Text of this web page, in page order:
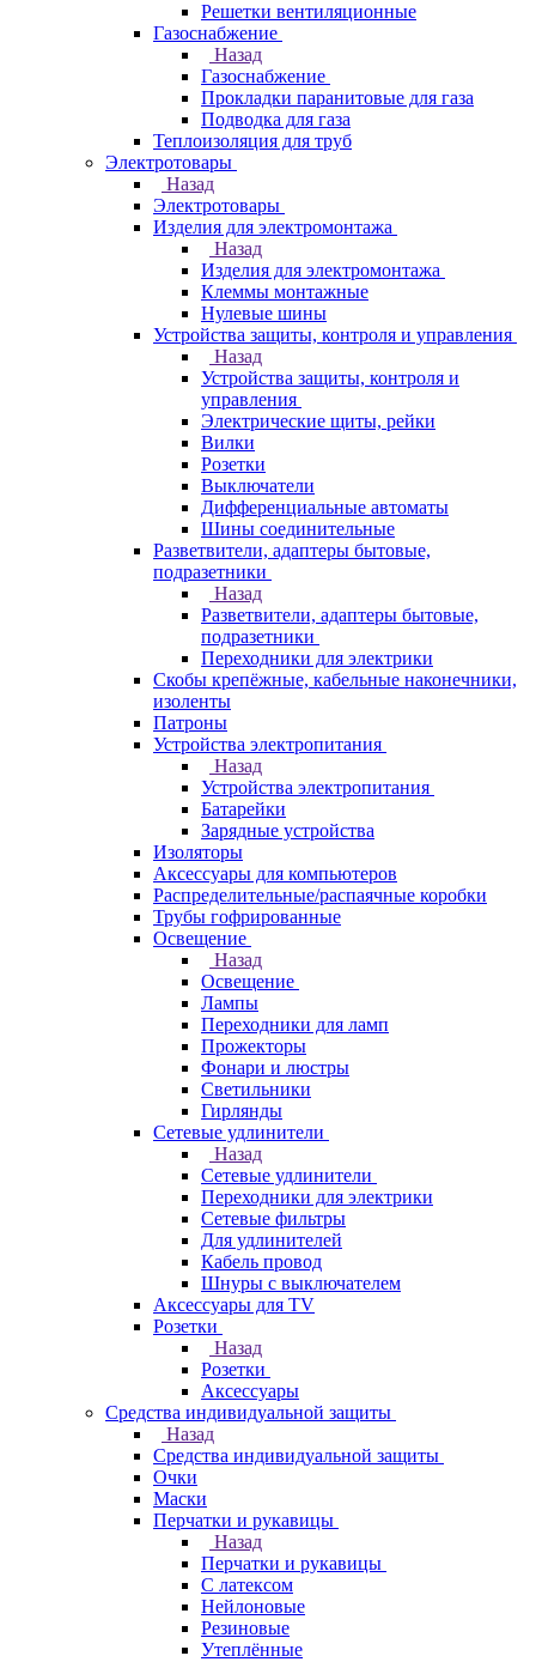
Решетки вентиляционные
Газоснабжение
Назад
Газоснабжение
Прокладки паранитовые для газа
Подводка для газа
Теплоизоляция для труб
Электротовары
Назад
Электротовары
Изделия для электромонтажа
Назад
Изделия для электромонтажа
Клеммы монтажные
Нулевые шины
Устройства защиты, контроля и управления
Назад
Устройства защиты, контроля и
управления
Электрические щиты, рейки
Вилки
Розетки
Выключатели
Дифференциальные автоматы
Шины соединительные
Разветвители, адаптеры бытовые,
подразетники
Назад
Разветвители, адаптеры бытовые,
подразетники
Переходники для электрики
Скобы крепёжные, кабельные наконечники,
изоленты
Патроны
Устройства электропитания
Назад
Устройства электропитания
Батарейки
Зарядные устройства
Изоляторы
Аксессуары для компьютеров
Распределительные/распаячные коробки
Трубы гофрированные
Освещение
Назад
Освещение
Лампы
Переходники для ламп
Прожекторы
Фонари и люстры
Светильники
Гирлянды
Сетевые удлинители
Назад
Сетевые удлинители
Переходники для электрики
Сетевые фильтры
Для удлинителей
Кабель провод
Шнуры с выключателем
Аксессуары для TV
Розетки
Назад
Розетки
Аксессуары
Средства индивидуальной защиты
Назад
Средства индивидуальной защиты
Очки
Маски
Перчатки и рукавицы
Назад
Перчатки и рукавицы
С латексом
Нейлоновые
Резиновые
Утеплённые